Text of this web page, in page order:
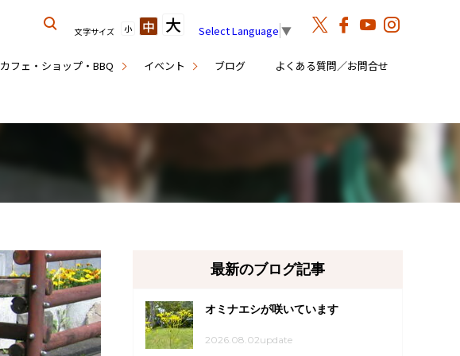
カフェ・ショップ・BBQ イベント ブログ よくある質問／お問合せ
文字サイズ 小 中 大 Select Language ▼
最新のブログ記事
オミナエシが咲いています
2026.08.02update